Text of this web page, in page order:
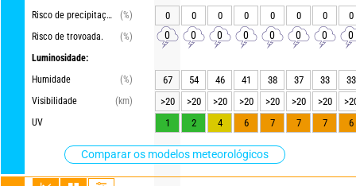
Risco de precipitações
(%)
Risco de trovoada.
(%)
Luminosidade:
Humidade
(%)
Visibilidade
(km)
UV
Comparar os modelos meteorológicos
0 0 0 0 0 0 0 0
0 0 0 0 0 0 0 0
67 54 46 41 38 37 33
33
>20
>20 >20 >20 >20 >20 >20
1
2 4 6 7 7 7 6